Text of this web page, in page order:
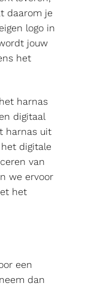
daarom je
logo in
jouw
het
harnas
digitaal
harnas uit
digitale
van
we ervoor
het
een
dan